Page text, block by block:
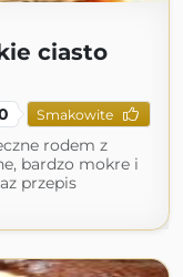
ciasto
Smakowite
rodem z
bardzo mokre i
przepis